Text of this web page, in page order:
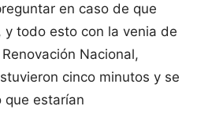
en caso de que
y todo esto con la venia de
Nacional,
cinco minutos y se
que estarían